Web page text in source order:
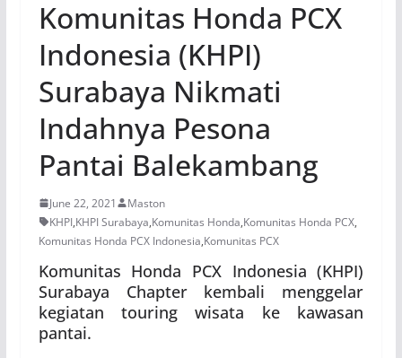
Komunitas Honda PCX
Indonesia (KHPI)
Surabaya Nikmati
Indahnya Pesona
Pantai Balekambang
June 22, 2021
Maston
KHPI,KHPI Surabaya,Komunitas Honda,Komunitas Honda PCX,
Komunitas Honda PCX Indonesia,Komunitas PCX
Komunitas Honda PCX Indonesia (KHPI)
Surabaya Chapter kembali menggelar
kegiatan touring wisata ke kawasan
pantai.